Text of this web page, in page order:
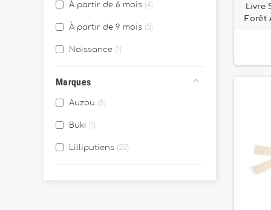
À partir de 6 mois 4
À partir de 9 mois 5
Naissance
Marques
Auzou 8
Buki
Lilliputiens 22
Livre
Forêt